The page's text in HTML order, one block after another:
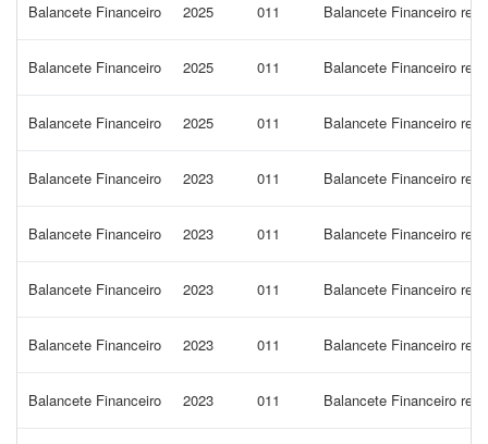
Balancete Financeiro 2025 011 Balancete Financeiro
Balancete Financeiro 2025 011 Balancete Financeiro
Balancete Financeiro 2025 011 Balancete Financeiro
Balancete Financeiro 2023 011 Balancete Financeiro
Balancete Financeiro 2023 011 Balancete Financeiro
Balancete Financeiro 2023 011 Balancete Financeiro
Balancete Financeiro 2023 011 Balancete Financeiro
Balancete Financeiro 2023 011 Balancete Financeiro